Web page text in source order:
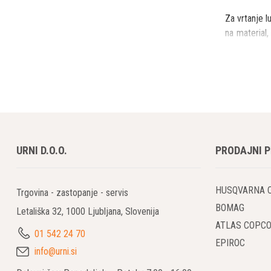
Za vrtanje
na
granita in
montaže na
Vrtalniki za
so vam na
URNI D.O.O.
Trgovina - zastopanje - servis
Letališka 32, 1000 Ljubljana, Slovenija
01 542 24 70
info@urni.si
PRODAJNI
HUSQVARNA
BOMAG
ATLAS COPCO
EPIROC